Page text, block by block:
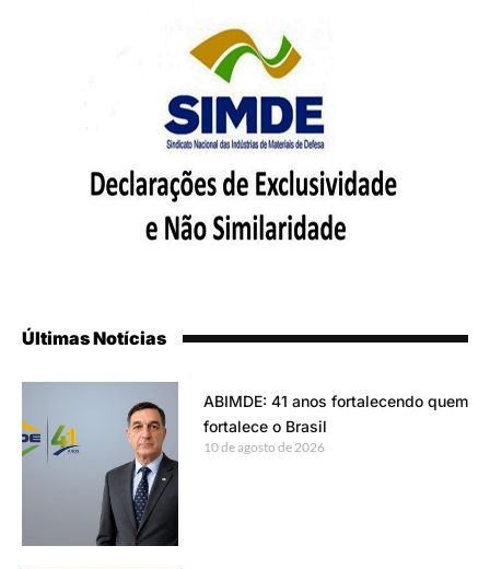
Últimas Notícias
ABIMDE: 41 anos fortalecendo quem
fortalece o Brasil
10 de agosto de 2026